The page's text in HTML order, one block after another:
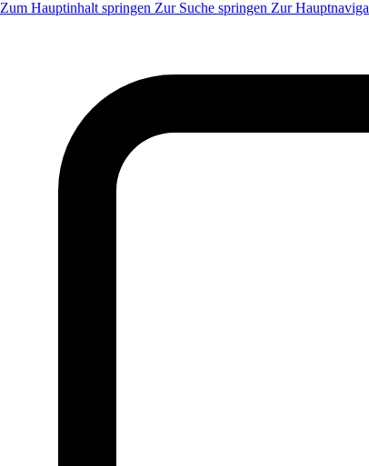
Zum Hauptinhalt springen Zur Suche springen Zur